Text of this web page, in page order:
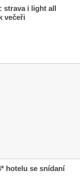
strava i light all
večeři
hotelu se snídaní